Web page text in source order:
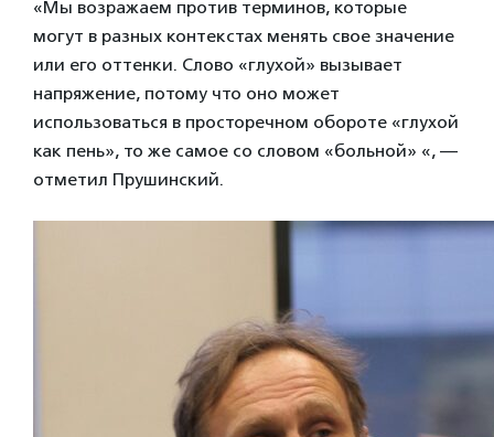
«Мы возражаем против терминов, которые
могут в разных контекстах менять свое значение
или его оттенки. Слово «глухой» вызывает
напряжение, потому что оно может
использоваться в просторечном обороте «глухой
как пень», то же самое со словом «больной» «, —
отметил Прушинский.